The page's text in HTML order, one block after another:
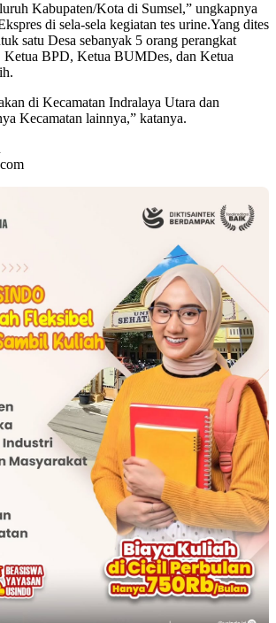
Kabupaten/Kota di Sumsel,” ungkapnya
di sela-sela kegiatan tes urine.Yang dites
satu Desa sebanyak 5 orang perangkat
Ketua BPD, Ketua BUMDes, dan Ketua
di Kecamatan Indralaya Utara dan
Kecamatan lainnya,” katanya.